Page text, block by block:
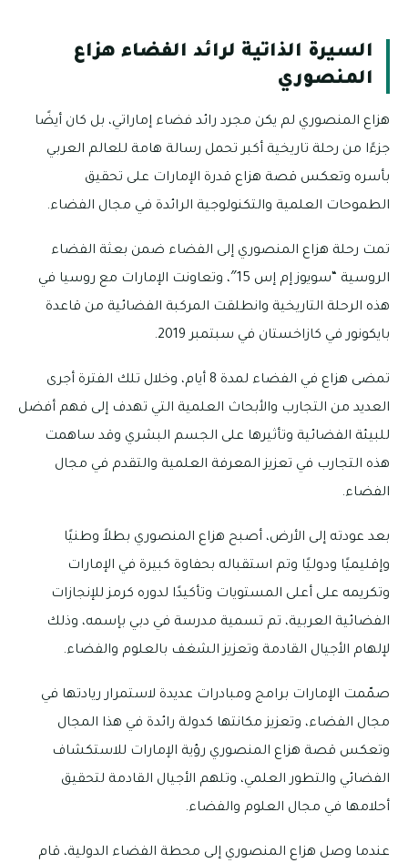
السيرة الذاتية لرائد الفضاء هزاع
المنصوري
هزاع المنصوري لم يكن مجرد رائد فضاء إماراتي، بل كان أيضًا
جزءًا من رحلة تاريخية أكبر تحمل رسالة هامة للعالم العربي
بأسره وتعكس قصة هزاع قدرة الإمارات على تحقيق
الطموحات العلمية والتكنولوجية الرائدة في مجال الفضاء.
تمت رحلة هزاع المنصوري إلى الفضاء ضمن بعثة الفضاء
الروسية “سويوز إم إس 15″، وتعاونت الإمارات مع روسيا في
هذه الرحلة التاريخية وانطلقت المركبة الفضائية من قاعدة
بايكونور في كازاخستان في سبتمبر 2019.
تمضى هزاع في الفضاء لمدة 8 أيام، وخلال تلك الفترة أجرى
العديد من التجارب والأبحاث العلمية التي تهدف إلى فهم أفضل
للبيئة الفضائية وتأثيرها على الجسم البشري وقد ساهمت
هذه التجارب في تعزيز المعرفة العلمية والتقدم في مجال
الفضاء.
بعد عودته إلى الأرض، أصبح هزاع المنصوري بطلاً وطنيًا
وإقليميًا ودوليًا وتم استقباله بحفاوة كبيرة في الإمارات
وتكريمه على أعلى المستويات وتأكيدًا لدوره كرمز للإنجازات
الفضائية العربية، تم تسمية مدرسة في دبي بإسمه، وذلك
لإلهام الأجيال القادمة وتعزيز الشغف بالعلوم والفضاء.
صمّمت الإمارات برامج ومبادرات عديدة لاستمرار ريادتها في
مجال الفضاء، وتعزيز مكانتها كدولة رائدة في هذا المجال
وتعكس قصة هزاع المنصوري رؤية الإمارات للاستكشاف
الفضائي والتطور العلمي، وتلهم الأجيال القادمة لتحقيق
أحلامها في مجال العلوم والفضاء.
عندما وصل هزاع المنصوري إلى محطة الفضاء الدولية، قام